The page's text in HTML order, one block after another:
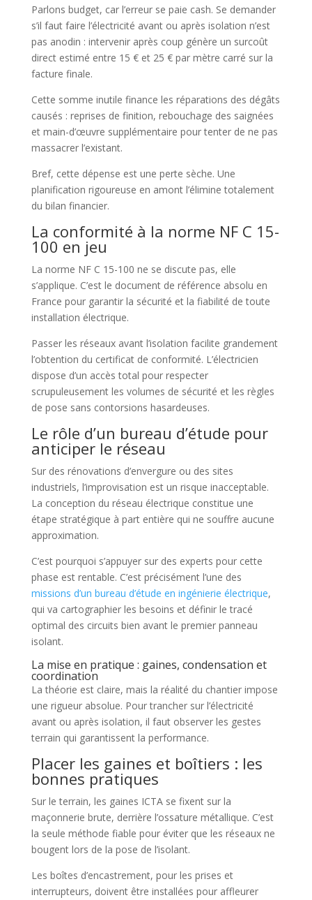
Parlons budget, car l’erreur se paie cash. Se demander
s’il faut faire l’électricité avant ou après isolation n’est
pas anodin : intervenir après coup génère un surcoût
direct estimé entre 15 € et 25 € par mètre carré sur la
facture finale.
Cette somme inutile finance les réparations des dégâts
causés : reprises de finition, rebouchage des saignées
et main-d’œuvre supplémentaire pour tenter de ne pas
massacrer l’existant.
Bref, cette dépense est une perte sèche. Une
planification rigoureuse en amont l’élimine totalement
du bilan financier.
La conformité à la norme NF C 15-
100 en jeu
La norme NF C 15-100 ne se discute pas, elle
s’applique. C’est le document de référence absolu en
France pour garantir la sécurité et la fiabilité de toute
installation électrique.
Passer les réseaux avant l’isolation facilite grandement
l’obtention du certificat de conformité. L’électricien
dispose d’un accès total pour respecter
scrupuleusement les volumes de sécurité et les règles
de pose sans contorsions hasardeuses.
Le rôle d’un bureau d’étude pour
anticiper le réseau
Sur des rénovations d’envergure ou des sites
industriels, l’improvisation est un risque inacceptable.
La conception du réseau électrique constitue une
étape stratégique à part entière qui ne souffre aucune
approximation.
C’est pourquoi s’appuyer sur des experts pour cette
phase est rentable. C’est précisément l’une des
missions d’un bureau d’étude en ingénierie électrique,
qui va cartographier les besoins et définir le tracé
optimal des circuits bien avant le premier panneau
isolant.
La mise en pratique : gaines, condensation et
coordination
La théorie est claire, mais la réalité du chantier impose
une rigueur absolue. Pour trancher sur l’électricité
avant ou après isolation, il faut observer les gestes
terrain qui garantissent la performance.
Placer les gaines et boîtiers : les
bonnes pratiques
Sur le terrain, les gaines ICTA se fixent sur la
maçonnerie brute, derrière l’ossature métallique. C’est
la seule méthode fiable pour éviter que les réseaux ne
bougent lors de la pose de l’isolant.
Les boîtes d’encastrement, pour les prises et
interrupteurs, doivent être installées pour affleurer